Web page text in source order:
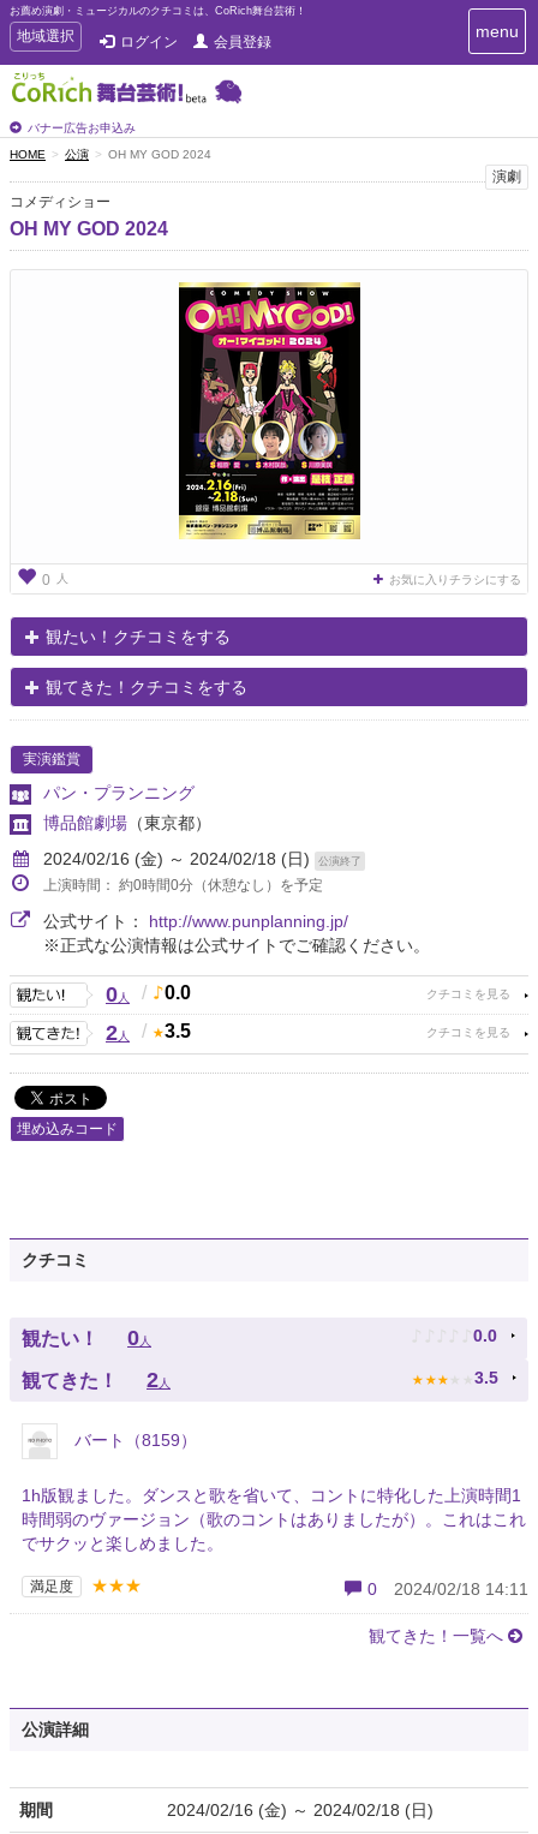
お薦め演劇・ミュージカルのクチコミは、CoRich舞台芸術！
T
o
g
g
e
n
a
v
i
g
地域選択 ログイン 会員登録
バナー広告お申込み
T
o
i
g
menu
HOME 公演 OH MY GOD 2024
演劇
コメディショー
OH MY GOD 2024
0 人 お気に入りチラシにする
観たい！クチコミをする
観てきた！クチコミをする
実演鑑賞
パン・プランニング
博品館劇場 （東京都）
2024/02/16 (金) ～ 2024/02/18 (日)
公演終了
上演時間： 約0時間0分（休憩なし）を予定
公式サイト： http://www.punplanning.jp/
※正式な公演情報は公式サイトでご確認ください。
0人 / 0.0
2人 / 3.5
埋め込みコード
クチコミ
観たい！ 0人 ♪ ♪ ♪ ♪ ♪ 0.0
観てきた！ 2人 ★ ★ ★ ★ ★ 3.5
バート（8159）
1h版観ました。ダンスと歌を省いて、コントに特化した上演時間1
時間弱のヴァージョン（歌のコントはありましたが）。これはこれ
でサクッと楽しめました。
満足度 ★★★ 0 2024/02/18 14:11
観てきた！一覧へ
公演詳細
期間 2024/02/16 (金) ～ 2024/02/18 (日)